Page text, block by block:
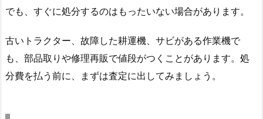
でも、すぐに処分するのはもったいない場合があります。
古いトラクター、故障した耕運機、サビがある作業機で
も、部品取りや修理再販で値段がつくことがあります。処
分費を払う前に、まずは査定に出してみましょう。